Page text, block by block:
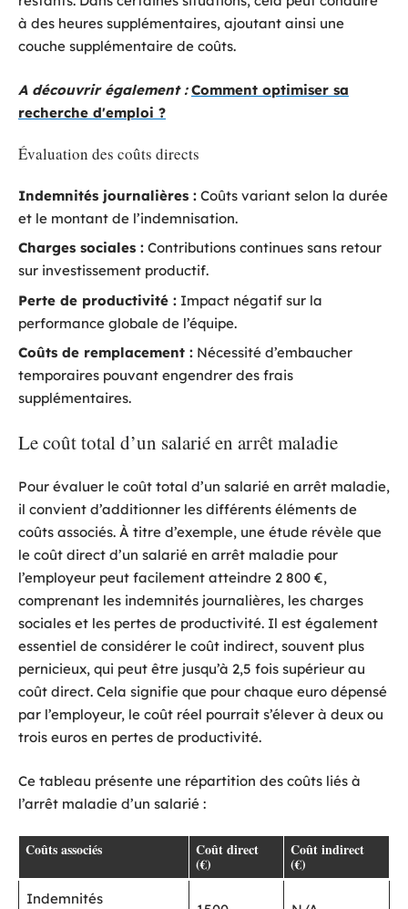
à des heures supplémentaires, ajoutant ainsi une
couche supplémentaire de coûts.
A découvrir également : Comment optimiser sa
recherche d'emploi ?
Évaluation des coûts directs
Indemnités journalières : Coûts variant selon la durée
et le montant de l’indemnisation.
Charges sociales : Contributions continues sans retour
sur investissement productif.
Perte de productivité : Impact négatif sur la
performance globale de l’équipe.
Coûts de remplacement : Nécessité d’embaucher
temporaires pouvant engendrer des frais
supplémentaires.
Le coût total d’un salarié en arrêt maladie
Pour évaluer le coût total d’un salarié en arrêt maladie,
il convient d’additionner les différents éléments de
coûts associés. À titre d’exemple, une étude révèle que
le coût direct d’un salarié en arrêt maladie pour
l’employeur peut facilement atteindre 2 800 €,
comprenant les indemnités journalières, les charges
sociales et les pertes de productivité. Il est également
essentiel de considérer le coût indirect, souvent plus
pernicieux, qui peut être jusqu’à 2,5 fois supérieur au
coût direct. Cela signifie que pour chaque euro dépensé
par l’employeur, le coût réel pourrait s’élever à deux ou
trois euros en pertes de productivité.
Ce tableau présente une répartition des coûts liés à
l’arrêt maladie d’un salarié :
Coûts associés Coût direct
(€)
Coût indirect
(€)
Indemnités